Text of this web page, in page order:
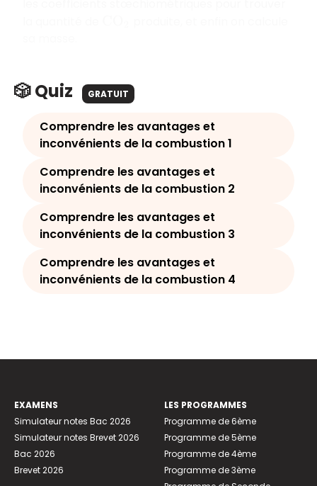
🎲 Quiz GRATUIT
Comprendre les avantages et
inconvénients de la combustion 1
Comprendre les avantages et
inconvénients de la combustion 2
Comprendre les avantages et
inconvénients de la combustion 3
Comprendre les avantages et
inconvénients de la combustion 4
EXAMENS
Simulateur notes Bac 2026
Simulateur notes Brevet 2026
Bac 2026
Brevet 2026
LES PROGRAMMES
Programme de 6ème
Programme de 5ème
Programme de 4ème
Programme de 3ème